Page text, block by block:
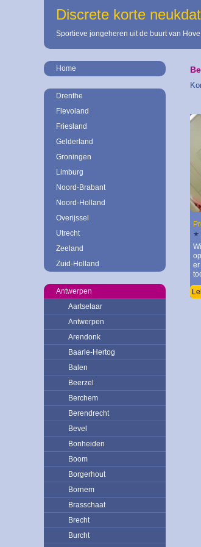
Discrete korte
Sportieve jongeheren uit de buurt van
Home
Drenthe
Flevoland
Friesland
Gelderland
Groningen
Limburg
Noord-Brabant
Noord-Holland
Overijssel
Utrecht
Zeeland
Zuid-Holland
Antwerpen
Aartselaar
Antwerpen
Arendonk
Baarle-Hertog
Balen
Beerzel
Berchem
Berendrecht
Bevel
Bonheiden
Boom
Borgerhout
Bornem
Brasschaat
Brecht
Burcht
★
er